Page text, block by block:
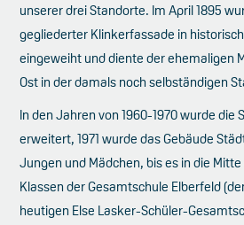
unserer drei Standorte. Im April 1895
gegliederter Klinkerfassade in
eingeweiht und diente der ehemaligen
Ost in der damals noch selbständigen
In den Jahren von 1960-1970 wurde die
erweitert, 1971 wurde das Gebäude
Jungen und Mädchen, bis es in die
Klassen der Gesamtschule Elberfeld
heutigen Else Lasker-Schüler-